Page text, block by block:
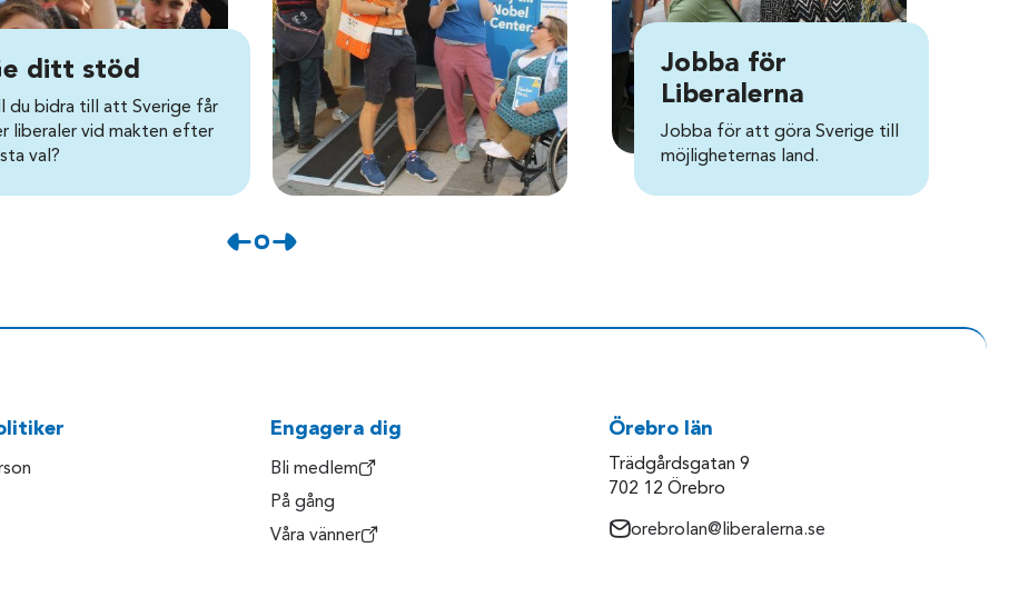
ditt stöd
du bidra till att Sverige får
liberaler vid makten efter
val?
Jobba för
Liberalerna
Jobba för att göra Sverige till
möjligheternas land.
Engagera dig
Bli medlem
På gång
Våra vänner
Örebro län
Trädgårdsgatan 9
702 12 Örebro
orebrolan@liberalerna.se